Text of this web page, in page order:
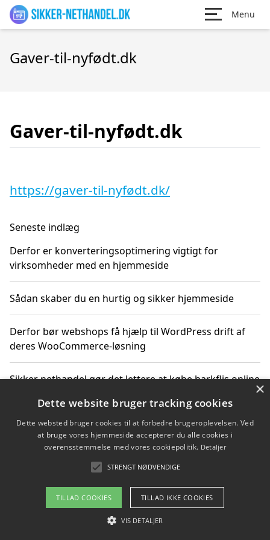
Menu
Gaver-til-nyfødt.dk
Gaver-til-nyfødt.dk
https://gaver-til-nyfødt.dk/
Seneste indlæg
Derfor er konverteringsoptimering vigtigt for
virksomheder med en hjemmeside
Sådan skaber du en hurtig og sikker hjemmeside
Derfor bør webshops få hjælp til WordPress drift af
deres WooCommerce-løsning
Sikker nethandel gør det lettere at købe barkflis online
Ting du bør vide før du vælger webbureau i Aarhus
Copyright 2026 - Pilanto Aps
Om / kontakt
Blog Betingelser
×
Dette website bruger tracking cookies
Dette websted bruger cookies til at forbedre brugeroplevelsen. Ved
at bruge vores hjemmeside accepterer du alle cookies i
overensstemmelse med vores cookiepolitik. Detaljer
STRENGT NØDVENDIGE
TILLAD COOKIES TILLAD IKKE COOKIES
VIS DETALJER